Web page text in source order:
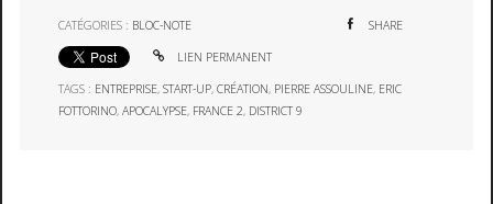
CATÉGORIES : BLOC-NOTE SHARE
LIEN PERMANENT
TAGS : ENTREPRISE,START-UP,CRÉATION, PIERRE ASSOULINE, ERIC
FOTTORINO,APOCALYPSE, FRANCE 2, DISTRICT 9